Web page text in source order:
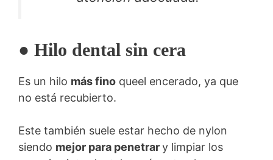
● Hilo dental sin cera
Es un hilo más fino queel encerado, ya que
no está recubierto.
Este también suele estar hecho de nylon
siendo mejor para penetrary limpiar los